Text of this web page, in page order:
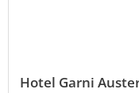
Hotel Garni